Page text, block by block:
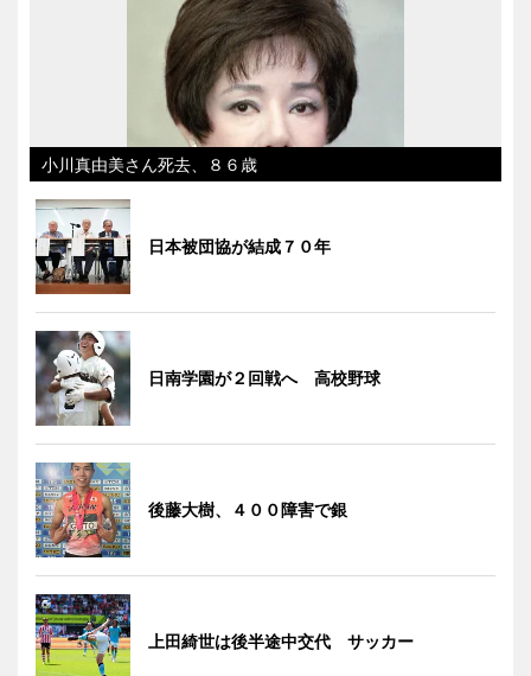
小川真由美さん死去、８６歳
日本被団協が結成７０年
日南学園が２回戦へ 高校野球
後藤大樹、４００障害で銀
上田綺世は後半途中交代 サッカー